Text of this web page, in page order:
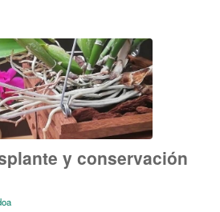
y conservación